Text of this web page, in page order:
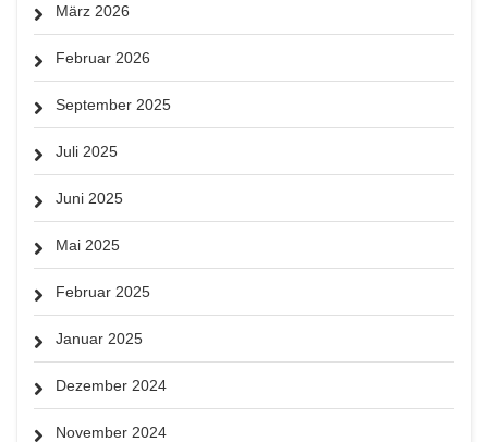
März 2026
Februar 2026
September 2025
Juli 2025
Juni 2025
Mai 2025
Februar 2025
Januar 2025
Dezember 2024
November 2024